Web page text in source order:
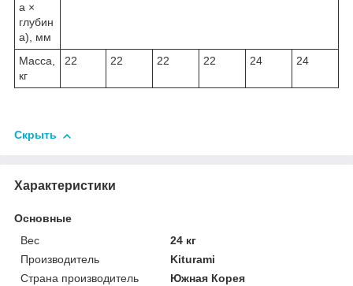
а ×
глубин
а), мм
Масса,
кг
22 22 22 22 24 24
Скрыть
Характеристики
Основные
Вес
24 кг
Производитель
Kiturami
Страна производитель
Южная Корея